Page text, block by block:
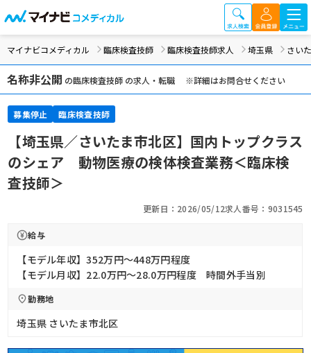
マイナビコメディカル 臨床検査技師 臨床検査技師求人 埼玉県 さい
名称非公開 の臨床検査技師 の求人・転職 ※詳細はお問合せください
募集停止 臨床検査技師
【埼玉県／さいたま市北区】国内トップクラス
のシェア 動物医療の検体検査業務＜臨床検
査技師＞
更新日：2026/05/12求人番号：9031545
給与
【モデル年収】352万円〜448万円程度
【モデル月収】22.0万円〜28.0万円程度 時間外手当別
勤務地
埼玉県 さいたま市北区